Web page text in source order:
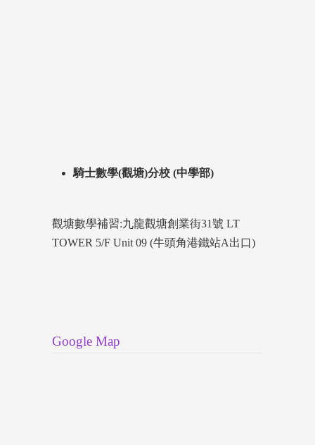
騎士數學(觀塘)分校 (中學部)
觀塘數學補習:九龍觀塘創業街31號 LT
TOWER 5/F Unit 09 (牛頭角港鐵站A出口)
Google Map